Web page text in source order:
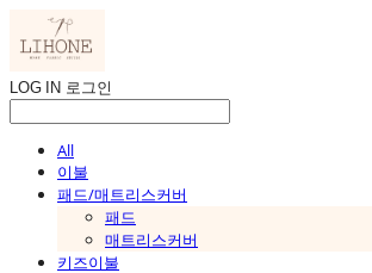
LOG IN 로그인
All
이불
패드/매트리스커버
패드
매트리스커버
키즈이불